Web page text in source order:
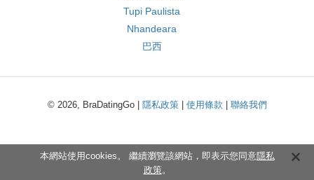
Tupi Paulista
Nhandeara
巴西
© 2026, BraDatingGo | 隱私政策| 使用條款 聯絡我們
本網站使用cookies。 繼續瀏覽該網站，即表示您同意隱私
政策。